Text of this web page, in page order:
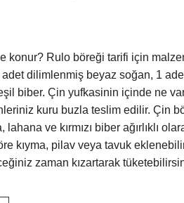
konur? Rulo böreği tarifi için
adet dilimlenmiş beyaz soğan, 1
biber. Çin yufkasinin içinde ne
kuru buzla teslim edilir. Çin
lahana ve kırmızı biber ağırlıklı
kıyma, pilav veya tavuk
zaman kızartarak